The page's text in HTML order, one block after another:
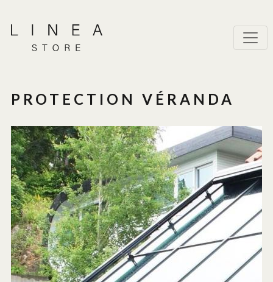
PROTECTION VÉRANDA